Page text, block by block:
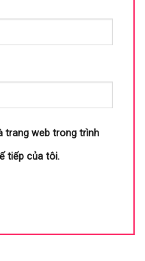
trang web trong trình
tiếp của tôi.